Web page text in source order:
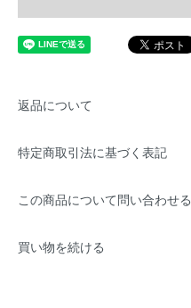
返品について
特定商取引法に基づく表記
この商品について問い合わせる
買い物を続ける